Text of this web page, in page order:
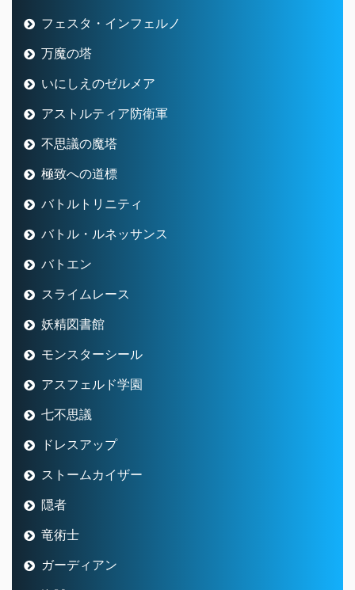
フェスタ・インフェルノ
万魔の塔
いにしえのゼルメア
アストルティア防衛軍
不思議の魔塔
極致への道標
バトルトリニティ
バトル・ルネッサンス
バトエン
スライムレース
妖精図書館
モンスターシール
アスフェルド学園
七不思議
ドレスアップ
ストームカイザー
隠者
竜術士
ガーディアン